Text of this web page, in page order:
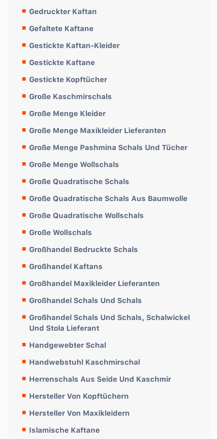
Gedruckter Kaftan
Gefaltete Kaftane
Gestickte Kaftan-Kleider
Gestickte Kaftane
Gestickte Kopftücher
Große Kaschmirschals
Große Menge Kleider
Große Menge Maxikleider Lieferanten
Große Menge Pashmina Schals Und Tücher
Große Menge Wollschals
Große Quadratische Schals
Große Quadratische Schals Aus Baumwolle
Große Quadratische Wollschals
Große Wollschals
Großhandel Bedruckte Schals
Großhandel Kaftans
Großhandel Maxikleider Lieferanten
Großhandel Schals Und Schals
Großhandel Schals Und Schals, Schalwickel
Und Stola Lieferant
Handgewebter Schal
Handwebstuhl Kaschmirschal
Herrenschals Aus Seide Und Kaschmir
Hersteller Von Kopftüchern
Hersteller Von Maxikleidern
Islamische Kaftane